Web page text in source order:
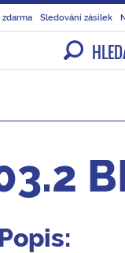
Sledování zásilek
Popis: